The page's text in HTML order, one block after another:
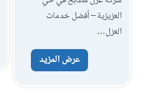
العزيزية – أفضل خدمات
العزل…
عرض المزيد